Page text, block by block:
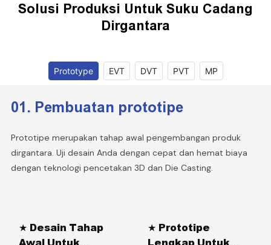
Solusi Produksi Untuk Suku Cadang
Dirgantara
Prototype EVT DVT PVT MP
01. Pembuatan prototipe
Prototipe merupakan tahap awal pengembangan produk
dirgantara. Uji desain Anda dengan cepat dan hemat biaya
dengan teknologi pencetakan 3D dan Die Casting.
★ Desain Tahap
★ Prototipe